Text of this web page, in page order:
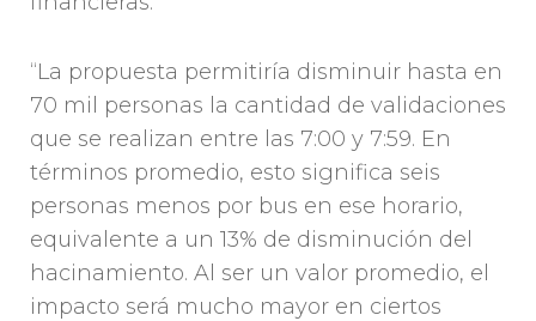
“La propuesta permitiría disminuir hasta en
70 mil personas la cantidad de validaciones
que se realizan entre las 7:00 y 7:59. En
términos promedio, esto significa seis
personas menos por bus en ese horario,
equivalente a un 13% de disminución del
hacinamiento. Al ser un valor promedio, el
impacto será mucho mayor en ciertos